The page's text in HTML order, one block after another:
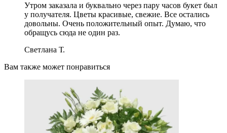
Утром заказала и буквально через пару часов букет был
у получателя. Цветы красивые, свежие. Все остались
довольны. Очень положительный опыт. Думаю, что
обращусь сюда не один раз.
Светлана Т.
Вам также может понравиться